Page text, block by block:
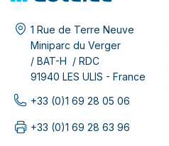
1 Rue de Terre Neuve
Miniparc du Verger
/ BAT-H / RDC
91940 LES ULIS - France
+33 (0)1 69 28 05 06
+33 (0)1 69 28 63 96